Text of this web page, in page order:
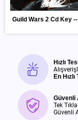
Guild Wars 2 Cd Key
Hızlı
En
Güvenli
Tek Tıkla
Güvenli